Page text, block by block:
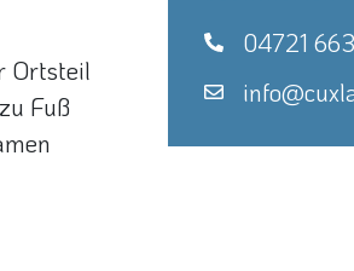
Ortsteil
Fuß
04721